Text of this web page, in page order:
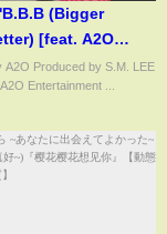
(Bigger
[feat. A2O
Guide
A2O Produced by S.M. LEE
Entertainment ...